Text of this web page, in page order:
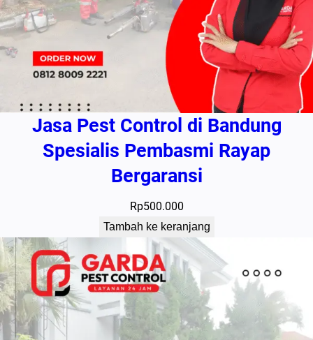
Jasa Pest Control di Bandung
Spesialis Pembasmi Rayap
Bergaransi
Rp500.000
Tambah ke keranjang